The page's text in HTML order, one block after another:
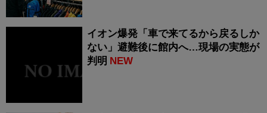
イオン爆発「車で来てるから戻るしか
ない」避難後に館内へ…現場の実態が
判明 NEW